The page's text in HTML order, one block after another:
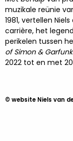
muzikale reünie
1981, vertellen
carrière, het
perikelen tussen
of Simon &
2022 tot en met
© website Niels van